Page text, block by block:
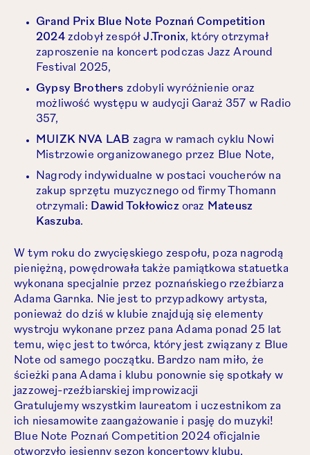
Grand Prix Blue Note Poznań Competition
2024zdobył zespółJ.Tronix, który otrzymał
zaproszenie na koncert podczas Jazz Around
Festival 2025,
Gypsy Brothers zdobyli wyróżnienie oraz
możliwość występu w audycji Garaż 357 w Radio
357,
MUIZK NVA LAB zagra w ramach cyklu Nowi
Mistrzowie organizowanego przez Blue Note,
Nagrody indywidualne w postaci voucherów na
zakup sprzętu muzycznego od firmy Thomann
otrzymali: Dawid Tokłowicz oraz Mateusz
Kaszuba.
W tym roku do zwycięskiego zespołu, poza nagrodą
pieniężną, powędrowała także pamiątkowa statuetka
wykonana specjalnie przez poznańskiego rzeźbiarza
Adama Garnka. Nie jest to przypadkowy artysta,
ponieważ do dziś w klubie znajdują się elementy
wystroju wykonane przez pana Adama ponad 25 lat
temu, więc jest to twórca, który jest związany z Blue
Note od samego początku. Bardzo nam miło, że
ścieżki pana Adama i klubu ponownie się spotkały w
jazzowej-rzeźbiarskiej improwizacji
Gratulujemy wszystkim laureatom i uczestnikom za
ich niesamowite zaangażowanie i pasję do muzyki!
Blue Note Poznań Competition 2024 oficjalnie
otworzyło jesienny sezon koncertowy klubu.